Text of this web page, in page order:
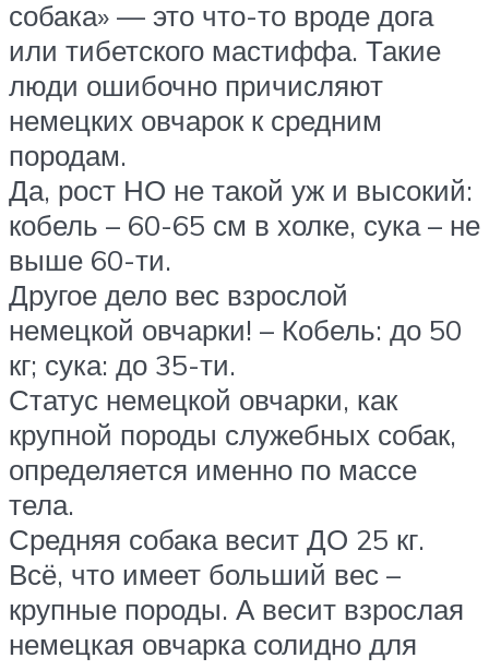
собака» — это что-то вроде дога
или тибетского мастиффа. Такие
люди ошибочно причисляют
немецких овчарок к средним
породам.
Да, рост НО не такой уж и высокий:
кобель – 60-65 см в холке, сука – не
выше 60-ти.
Другое дело вес взрослой
немецкой овчарки! – Кобель: до 50
кг; сука: до 35-ти.
Статус немецкой овчарки, как
крупной породы служебных собак,
определяется именно по массе
тела.
Средняя собака весит ДО 25 кг.
Всё, что имеет больший вес –
крупные породы. А весит взрослая
немецкая овчарка солидно для